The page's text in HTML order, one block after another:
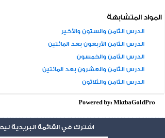
المواد المتشابهة
الدرس الثامن والستون والأخير
الدرس الثامن الأربعون بعد المائتين
الدرس الثامن والخمسون
الدرس الثامن والعشرون بعد المائتين
الدرس الثامن والثلاثون
Powered by: MktbaGoldPro
اشترك في القائمة البريدية